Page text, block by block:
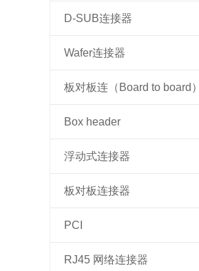
D-SUB连接器
Wafer连接器
板对板连（Board to board）
Box header
浮动式连接器
板对板连接器
PCI
RJ45 网络连接器